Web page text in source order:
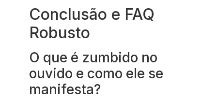
Conclusão e FAQ
Robusto
O que é zumbido no
ouvido e como ele se
manifesta?